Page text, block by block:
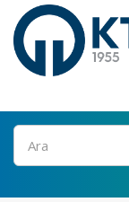
Ara